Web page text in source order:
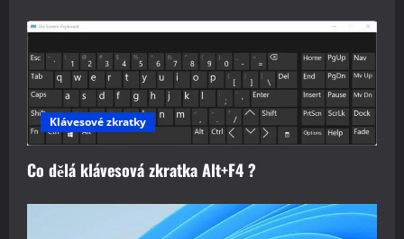
Klávesové zkratky
Co dělá klávesová zkratka Alt+F4 ?